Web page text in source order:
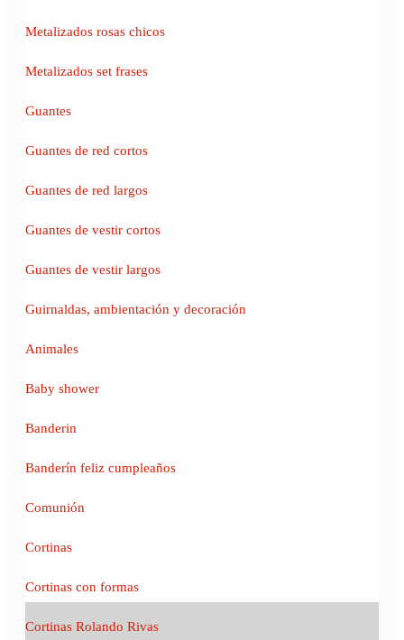
Metalizados rosas chicos
Metalizados set frases
Guantes
Guantes de red cortos
Guantes de red largos
Guantes de vestir cortos
Guantes de vestir largos
Guirnaldas, ambientación y decoración
Animales
Baby shower
Banderin
Banderín feliz cumpleaños
Comunión
Cortinas
Cortinas con formas
Cortinas Rolando Rivas